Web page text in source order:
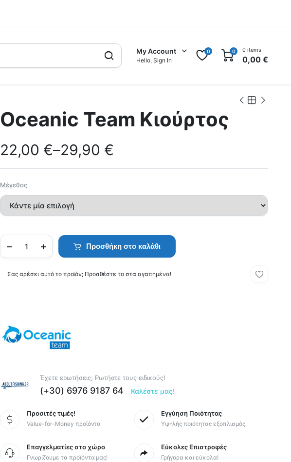
My Account
Hello, Sign In
0 0 0 items
0,00€
Oceanic Team Κιούρτος
22,00 €–29,90 €
Μέγεθος
Προσθήκη στο καλάθι
Σας αρέσει αυτό το προϊόν; Προσθέστε το στα αγαπημένα!
Έχετε ερωτήσεις; Ρωτήστε τους ειδικούς!
(+30) 6976 9187 64 Καλέστε μας!
Προσιτές τιμές!
Value-for-Money προϊόντα
Εγγύηση Ποιότητας
Υψηλής ποιότητας εξοπλισμός
Επαγγελματίες στο χώρο
Γνωρίζουμε τα προϊόντα μας!
Εύκολες Επιστροφές
Γρήγορα και εύκολα!